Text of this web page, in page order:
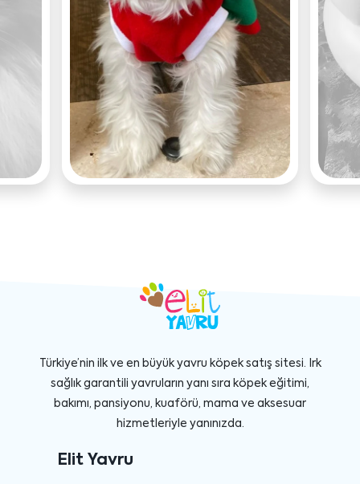
Türkiye’nin ilk ve en büyük yavru köpek satış sitesi. Irk
sağlık garantili yavruların yanı sıra köpek eğitimi,
bakımı, pansiyonu, kuaförü, mama ve aksesuar
hizmetleriyle yanınızda.
Elit Yavru